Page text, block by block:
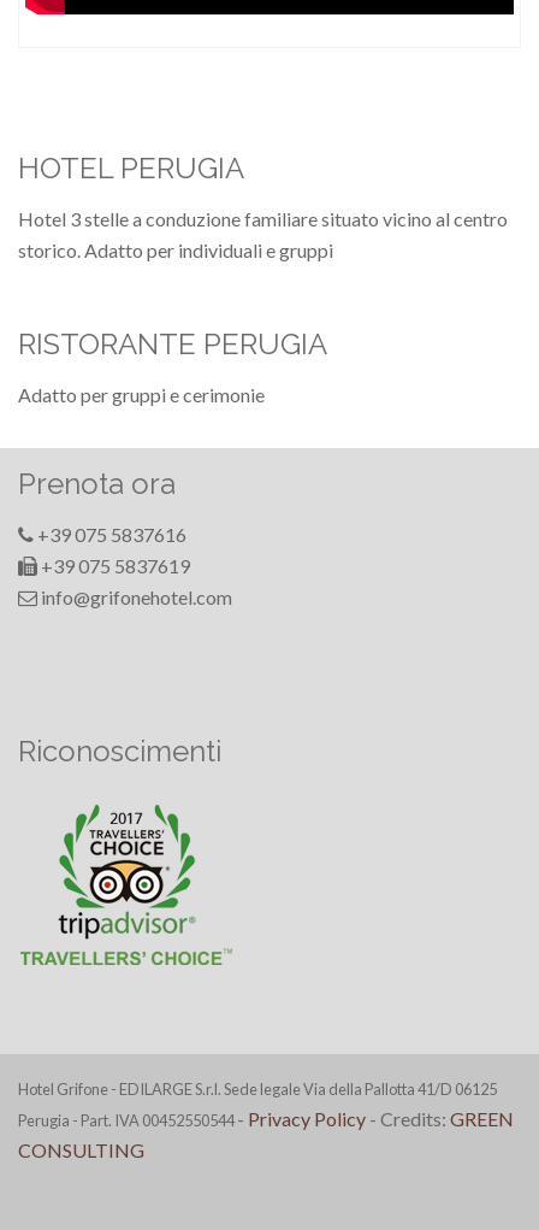
HOTEL PERUGIA
Hotel 3 stelle a conduzione familiare situato vicino al centro
storico. Adatto per individuali e gruppi
RISTORANTE PERUGIA
Adatto per gruppi e cerimonie
Prenota ora
+39 075 5837616
+39 075 5837619
info@grifonehotel.com
Riconoscimenti
Hotel Grifone - EDILARGE S.r.l. Sede legale Via della Pallotta 41/D 06125
Perugia - Part. IVA 00452550544- Privacy Policy - Credits: GREEN
CONSULTING